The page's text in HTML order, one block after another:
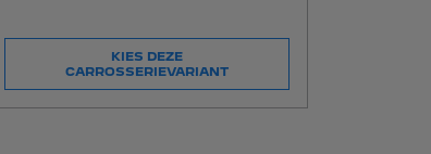
KIES DEZE
CARROSSERIEVARIANT